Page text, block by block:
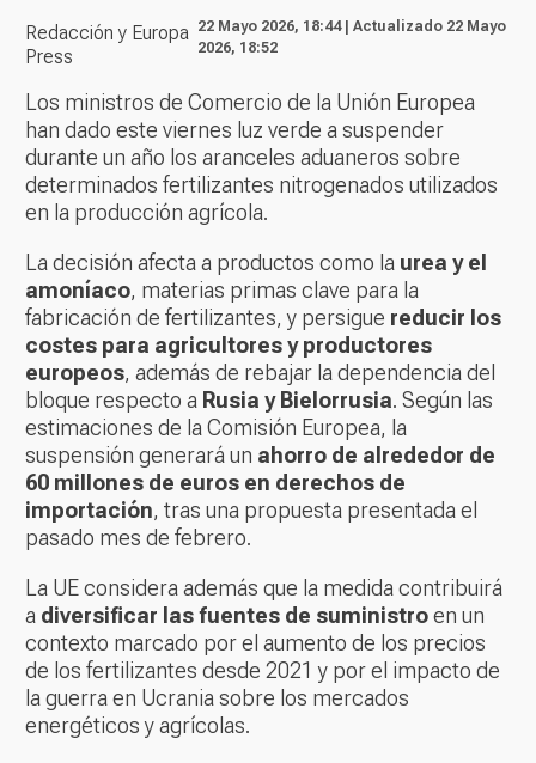
Redacción y Europa
Press
22 Mayo 2026, 18:44 | Actualizado 22 Mayo
2026, 18:52
Los ministros de Comercio de la Unión Europea
han dado este viernes luz verde a suspender
durante un año los aranceles aduaneros sobre
determinados fertilizantes nitrogenados utilizados
en la producción agrícola.
La decisión afecta a productos como la urea y el
amoníaco, materias primas clave para la
fabricación de fertilizantes, y persigue reducir los
costes para agricultores y productores
europeos, además de rebajar la dependencia del
bloque respecto a Rusia y Bielorrusia. Según las
estimaciones de la Comisión Europea, la
suspensión generará un ahorro de alrededor de
60 millones de euros en derechos de
importación, tras una propuesta presentada el
pasado mes de febrero.
La UE considera además que la medida contribuirá
a diversificar las fuentes de suministroen un
contexto marcado por el aumento de los precios
de los fertilizantes desde 2021 y por el impacto de
la guerra en Ucrania sobre los mercados
energéticos y agrícolas.